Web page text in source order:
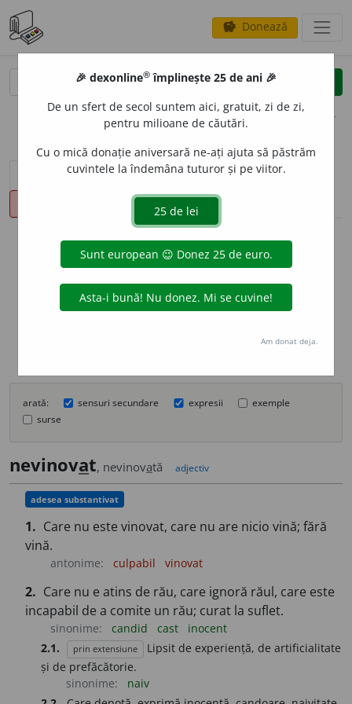
savings Donează
clear
opțiuni
sinteza definițiilor (1) definiții (13)
declinări
info
Aceste definiții sunt compilate de
echipa dexonline. Definițiile
originale se află pe filadefiniții.
Puteți reordona filele pe pagina de
arată: sensuri secundare expresii
exemple
surse
nevinovat, nevinovată adjectiv
adesea substantivat
1. Care nu este vinovat, care nu are nicio vină; fără
vină.
antonime: culpabil vinovat
2. Care nu e atins de rău, care ignoră răul, care este
incapabil de a comite un rău; curat la suflet.
sinonime: candid cast
inocent
2.1.
prin extensiune
Lipsit de experiență, de artificialitate
și de prefăcătorie.
sinonime:
naiv
🎉 dexonline® împlinește 25 de ani 🎉
De un sfert de secol suntem aici, gratuit, zi de zi,
pentru milioane de căutări.
Cu o mică donație aniversară ne-ați ajuta să păstrăm
cuvintele la îndemâna tuturor și pe viitor.
Am donat deja.